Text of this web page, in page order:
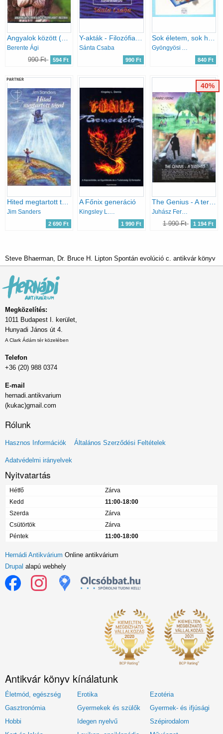
Berente Ági
990 Ft 594 Ft
Sánta Csaba
990 Ft 840 Ft
PARTNER
Jim Sanders
2 690 Ft
A Főnix generáció
Kingsley L.Dennis
1 990 Ft
The Genius - A teremtő
Juhász Ferenc
1 990 Ft 1 194 Ft
40%
Steve Bhaerman, Dr. Bruce H. Lipton Spontán evolúció c. antikvár könyv
Megközelítés:
1011 Budapest I. kerület,
Hunyadi János út 4.
A Clark Ádám tér közelében
Telefon
+36 (20) 988 0374
E-mail
hernadi.antikvarium
(kukac)gmail.com
Rólunk
Lábléc
menü
Hasznos Információk Általános Szerződési Feltételek
Adatvédelmi irányelvek
Nyitvatartás
Hétfő
Zárva
Kedd
11:00-18:00
Szerda
Zárva
Csütörtök
Zárva
Péntek
11:00-18:00
Hernádi Antikvárium Online antikvárium
Drupal alapú webhely
Antikvár könyv kínálatunk
Életmód, egészség Erotika
Ezotéria
Gasztronómia
Gyermekek és szülők
Gyermek- és ifjúsági
Hobbi
Idegen nyelvű
Szépirodalom